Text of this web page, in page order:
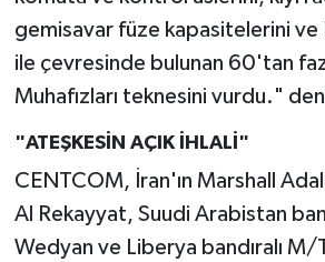
gemisavar füze kapasitelerini ve
ile çevresinde bulunan 60'tan
Muhafızları teknesini vurdu."
"ATEŞKESİN AÇIK İHLALİ"
CENTCOM, İran'ın Marshall
Al Rekayyat, Suudi Arabistan
Wedyan ve Liberya bandıralı M/